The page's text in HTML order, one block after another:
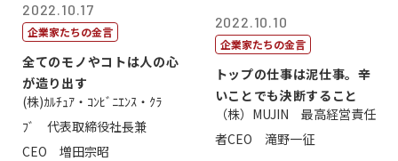
2022.10.17
企業家たちの金言
全てのモノやコトは人の心
が造り出す
(株)ｶﾙﾁｭｱ・ｺﾝﾋﾞﾆｴﾝｽ・ｸﾗ
ﾌﾞ 代表取締役社長兼
CEO 増田宗昭
2022.10.10
企業家たちの金言
トップの仕事は泥仕事。辛
いことでも決断すること
（株）MUJIN 最高経営責任
者CEO 滝野一征